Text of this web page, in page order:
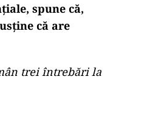
spune că,
că are
trei întrebări la